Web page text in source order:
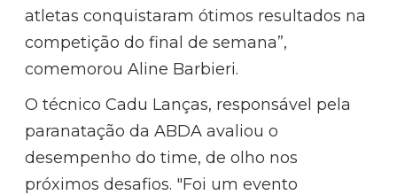
atletas conquistaram ótimos resultados na
competição do final de semana”,
comemorou Aline Barbieri.
O técnico Cadu Lanças, responsável pela
paranatação da ABDA avaliou o
desempenho do time, de olho nos
próximos desafios. "Foi um evento